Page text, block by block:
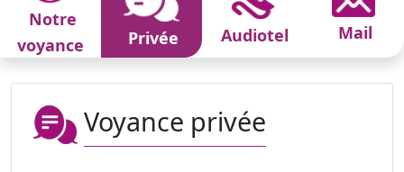
Notre
voyance
Privée Audiotel Mail
Voyance privée